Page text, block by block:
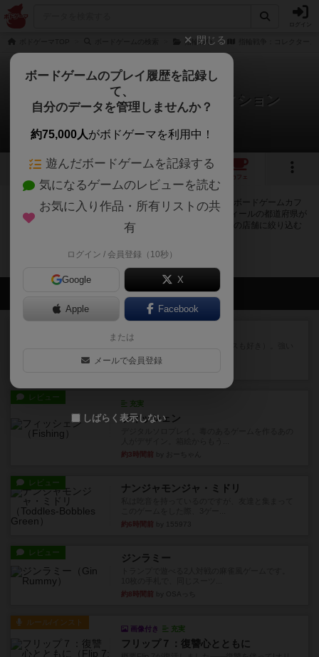
指輪戦争
指輪戦争：コレクターズエディション
0店のカフェ/スペースが提供中
3
カフェ
指輪戦争：コレクターズエディションで遊ぶことができるボードゲームカフ
ェ・プレイスペースが0店登録されています。公開プロフィールの都道府県が
設定されたアカウントでログインすると、同じ都道府県内の店舗に絞り込む
会員の新しい投稿
マスクメン
やつを決めるというより、ジ...
レビュー
充実
フィッシェン
約3時間前
レビュー ナンジャモンジャ・ミドリ
約6時間前
レビュー ジンラミー
約8時間前
ルール/インスト
画像付き 充実
フリップ７：復讐心とともに
閉じる
ボードゲームのプレイ履歴を記録し
て、
自分のデータを管理しませんか？
約75,000人がボドゲーマを利用中！
遊んだボードゲームを記録する
気になるゲームのレビューを読む
お気に入り作品・所有リストの共
有
ログイン / 会員登録（10秒）
Google X
Apple Facebook
または
メールで会員登録
しばらく表示しない